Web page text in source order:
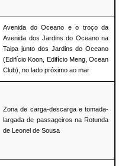
Avenida do Oceano e o troço da
Avenida dos Jardins do Oceano na
Taipa junto dos Jardins do Oceano
(Edifício Koon, Edifício Meng, Ocean
Club), no lado próximo ao mar
Zona de carga-descarga e tomada-
largada de passageiros na Rotunda
de Leonel de Sousa